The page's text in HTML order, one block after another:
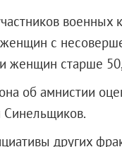
военных
с
женщин старше
об амнистии
Синельщиков.
других